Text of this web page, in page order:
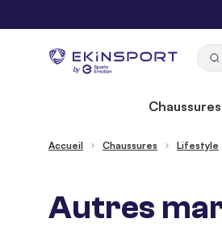
by
Chaussures
Accueil Chaussures Lifestyle
Autres